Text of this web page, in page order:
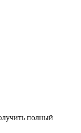
полный